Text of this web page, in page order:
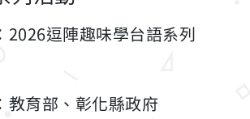
2026逗陣趣味學台語系列
教育部、彰化縣政府